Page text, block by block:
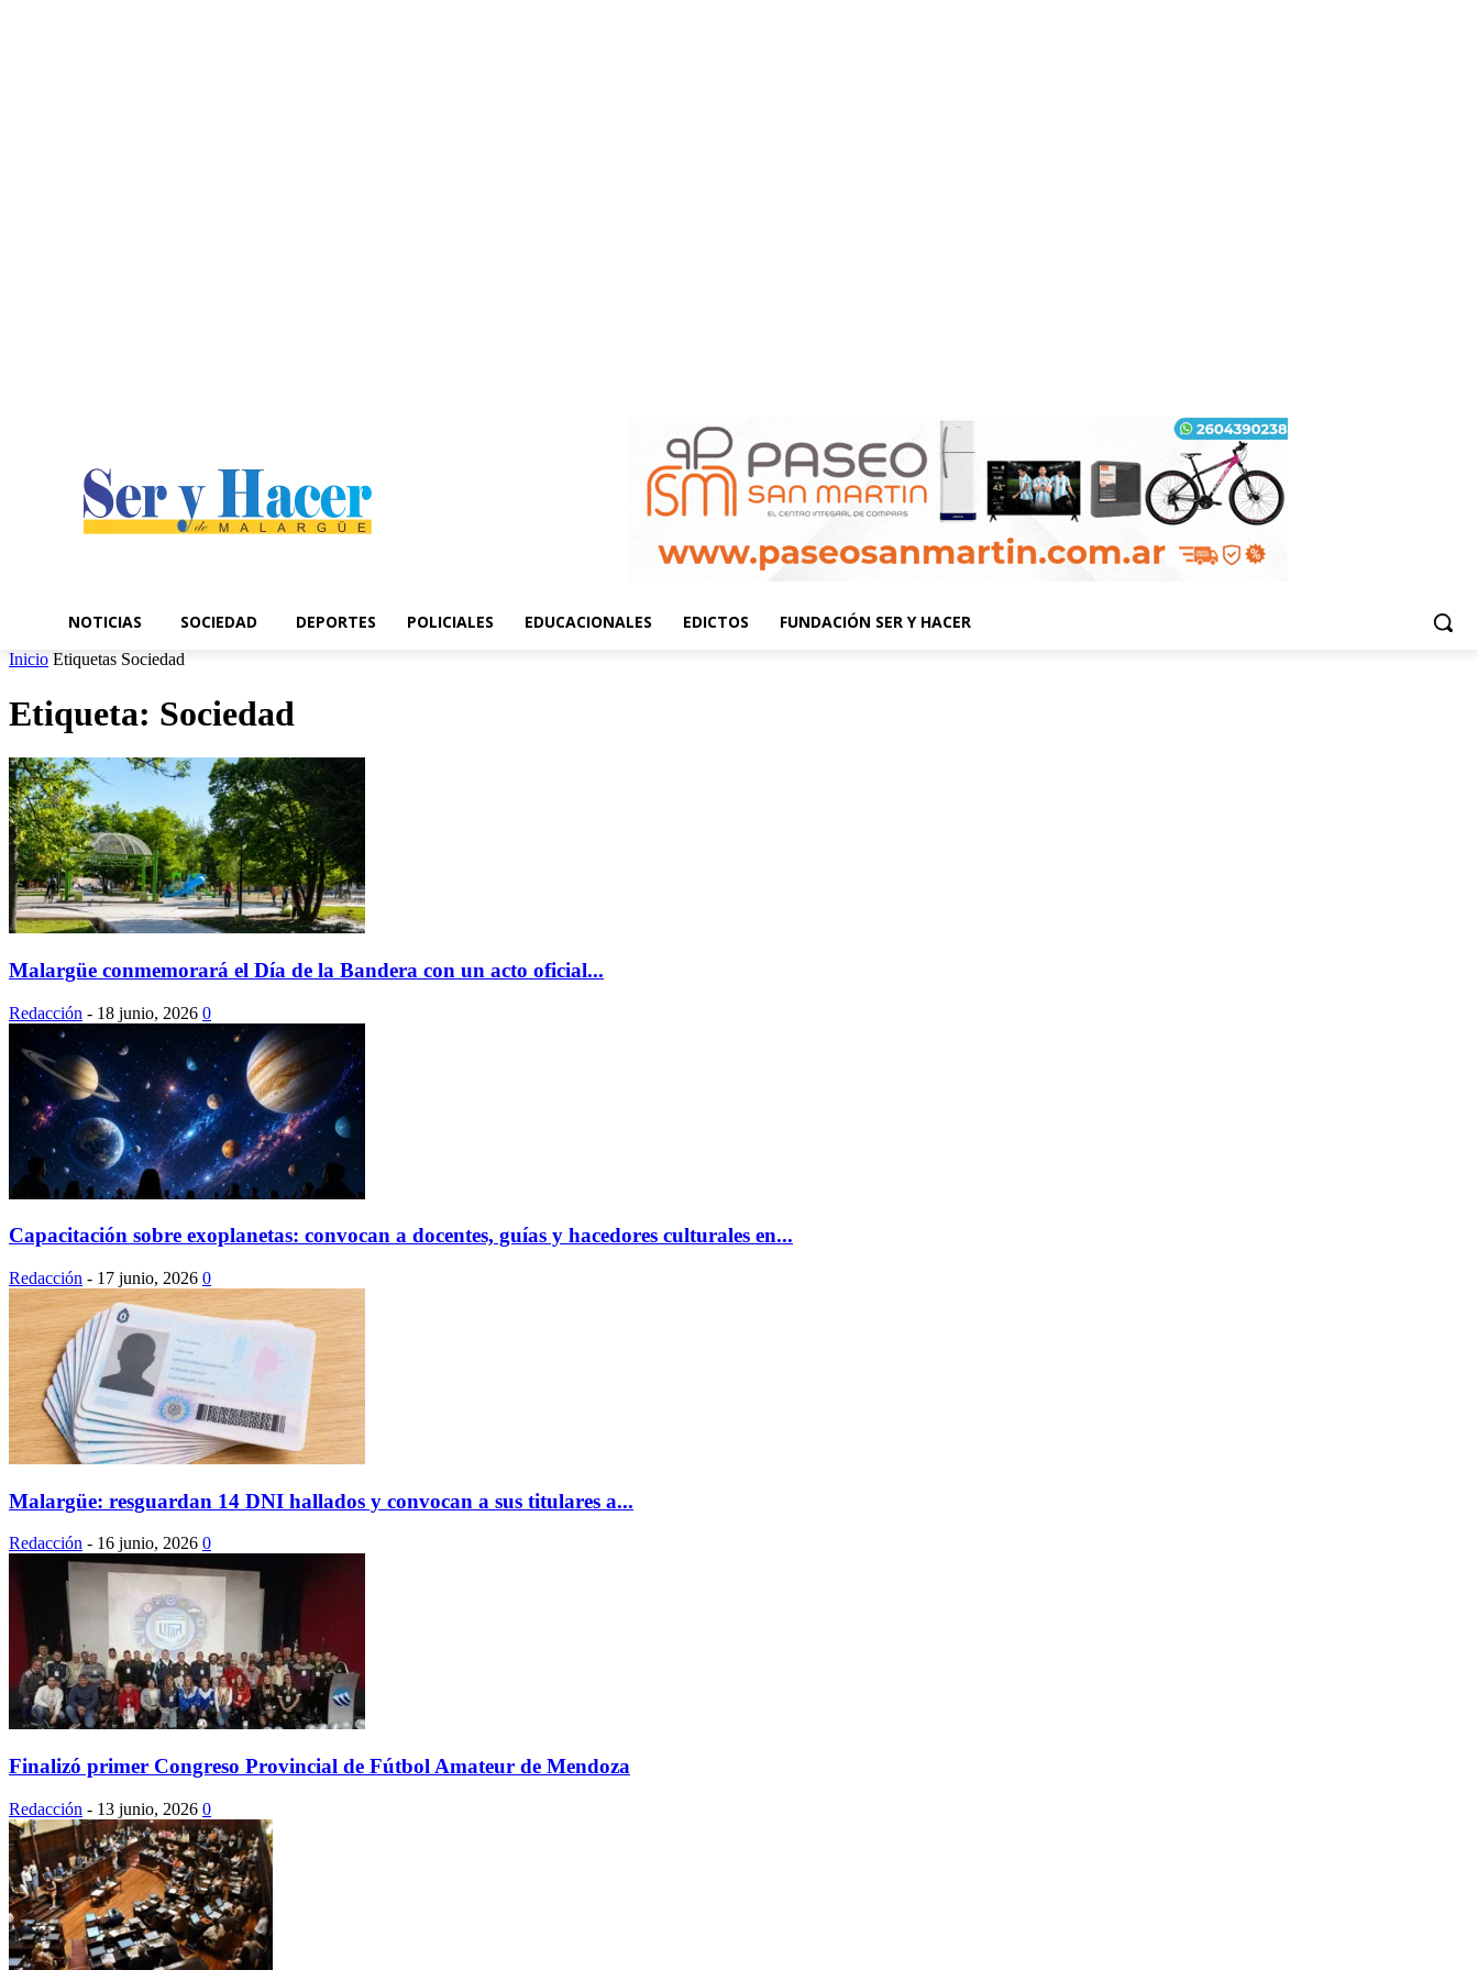
NOTICIAS SOCIEDAD DEPORTES POLICIALES EDUCACIONALES EDICTOS FUNDACIÓN SER Y HACER
Inicio Etiquetas Sociedad
Etiqueta: Sociedad
Malargüe conmemorará el Día de la Bandera con un acto oficial...
Redacción - 18 junio, 2026 0
Capacitación sobre exoplanetas: convocan a docentes, guías y hacedores culturales en...
Redacción - 17 junio, 2026 0
Malargüe: resguardan 14 DNI hallados y convocan a sus titulares a...
Redacción - 16 junio, 2026 0
Finalizó primer Congreso Provincial de Fútbol Amateur de Mendoza
Redacción - 13 junio, 2026 0